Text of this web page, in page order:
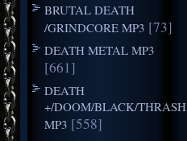
BRUTAL DEATH
/GRINDCORE MP3 [73]
DEATH METAL MP3
[661]
DEATH
+/DOOM/BLACK/THRASH
MP3 [558]